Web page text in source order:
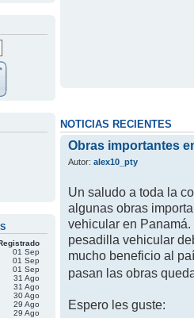
01 Sep
01 Sep
01 Sep
31 Ago
31 Ago
30 Ago
29 Ago
29 Ago
NOTICIAS RECIENTES
Obras importantes
Autor: alex10_pty
Un saludo a toda la
algunas obras
vehicular en
pesadilla vehicular
mucho beneficio al
pasan las obras
Espero les guste: